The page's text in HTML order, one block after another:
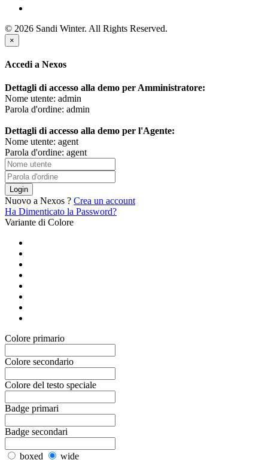
© 2026 Sandi Winter. All Rights Reserved.
×
Accedi a Nexos
Dettagli di accesso alla demo per Amministratore:
Nome utente: admin
Parola d'ordine: admin
Dettagli di accesso alla demo per l'Agente:
Nome utente: agent
Parola d'ordine: agent
Login
Nuovo a Nexos ? Crea un account
Ha Dimenticato la Password?
Variante di Colore
Colore primario
Colore secondario
Colore del testo speciale
Badge primari
Badge secondari
boxed wide